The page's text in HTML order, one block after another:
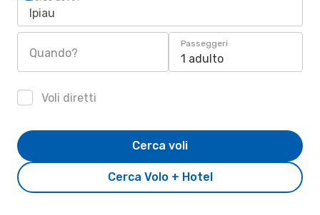
Ipiau
Quando?
Passeggeri
1 adulto
Voli diretti
Cerca Volo + Hotel
Cerca voli